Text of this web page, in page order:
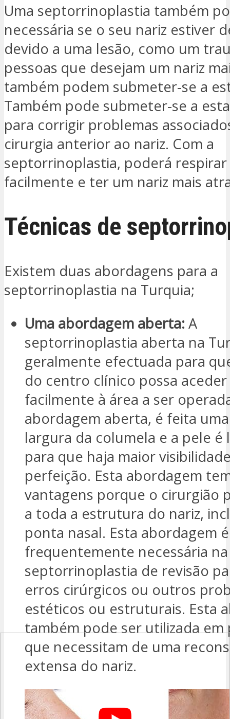
Uma septorrinoplastia também
necessária se o seu nariz estiver
devido a uma lesão, como um
pessoas que desejam um nariz
também podem submeter-se a
Também pode submeter-se a
para corrigir problemas
cirurgia anterior ao nariz. Com a
septorrinoplastia, poderá respirar
facilmente e ter um nariz mais
Técnicas de
Existem duas abordagens para a
septorrinoplastia na Turquia;
Uma abordagem aberta: A
septorrinoplastia aberta na
geralmente efectuada para
do centro clínico possa aceder
facilmente à área a ser
abordagem aberta, é feita
largura da columela e a pele é
para que haja maior
perfeição. Esta abordagem
vantagens porque o cirurgião
a toda a estrutura do nariz,
ponta nasal. Esta abordagem é
frequentemente necessária na
septorrinoplastia de revisão
erros cirúrgicos ou outros
estéticos ou estruturais. Esta
também pode ser utilizada em
que necessitam de uma
extensa do nariz.